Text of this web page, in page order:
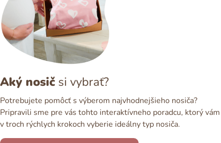
Aký nosič si vybrať?
Potrebujete pomôcť s výberom najvhodnejšieho nosiča?
Pripravili sme pre vás tohto interaktívneho poradcu, ktorý vám
v troch rýchlych krokoch vyberie ideálny typ nosiča.